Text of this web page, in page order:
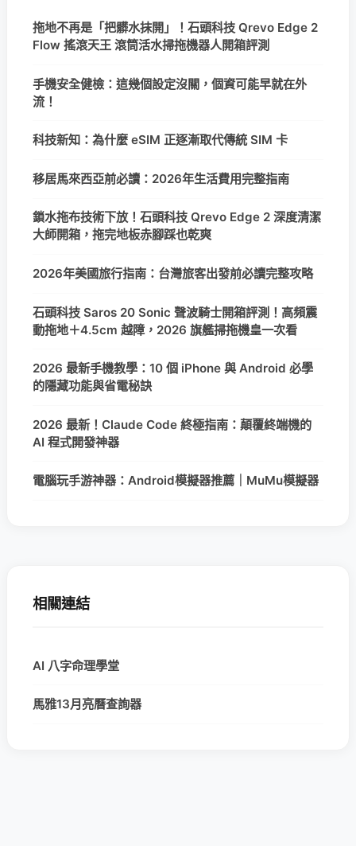
拖地不再是「把髒水抹開」！石頭科技 Qrevo Edge 2
Flow 搖滾天王 滾筒活水掃拖機器人開箱評測
手機安全健檢：這幾個設定沒關，個資可能早就在外
流！
科技新知：為什麼 eSIM 正逐漸取代傳統 SIM 卡
移居馬來西亞前必讀：2026年生活費用完整指南
鎖水拖布技術下放！石頭科技 Qrevo Edge 2 深度清潔
大師開箱，拖完地板赤腳踩也乾爽
2026年美國旅行指南：台灣旅客出發前必讀完整攻略
石頭科技 Saros 20 Sonic 聲波騎士開箱評測！高頻震
動拖地＋4.5cm 越障，2026 旗艦掃拖機皇一次看
2026 最新手機教學：10 個 iPhone 與 Android 必學
的隱藏功能與省電秘訣
2026 最新！Claude Code 終極指南：顛覆終端機的
AI 程式開發神器
電腦玩手游神器：Android模擬器推薦｜MuMu模擬器
相關連結
AI 八字命理學堂
馬雅13月亮曆查詢器